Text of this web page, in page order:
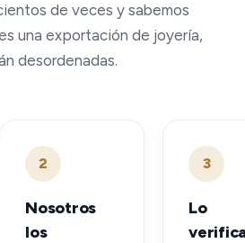
de veces y sabemos
una exportación de joyería,
desordenadas.
2
Nosotros
los
3
Lo